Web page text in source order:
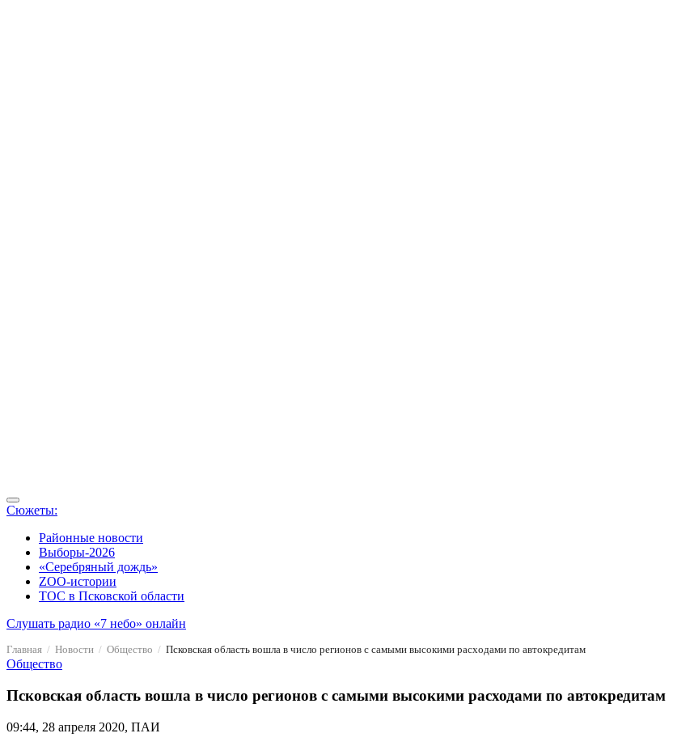
Сюжеты:
Районные новости
Выборы-2026
«Серебряный дождь»
ZOO-истории
ТОС в Псковской области
Слушать радио «7 небо» онлайн
Главная Новости Общество Псковская область вошла в число регионов с самыми высокими расходами по автокредитам
Общество
Псковская область вошла в число регионов с самыми высокими расходами по автокредитам
09:44, 28 апреля 2020, ПАИ